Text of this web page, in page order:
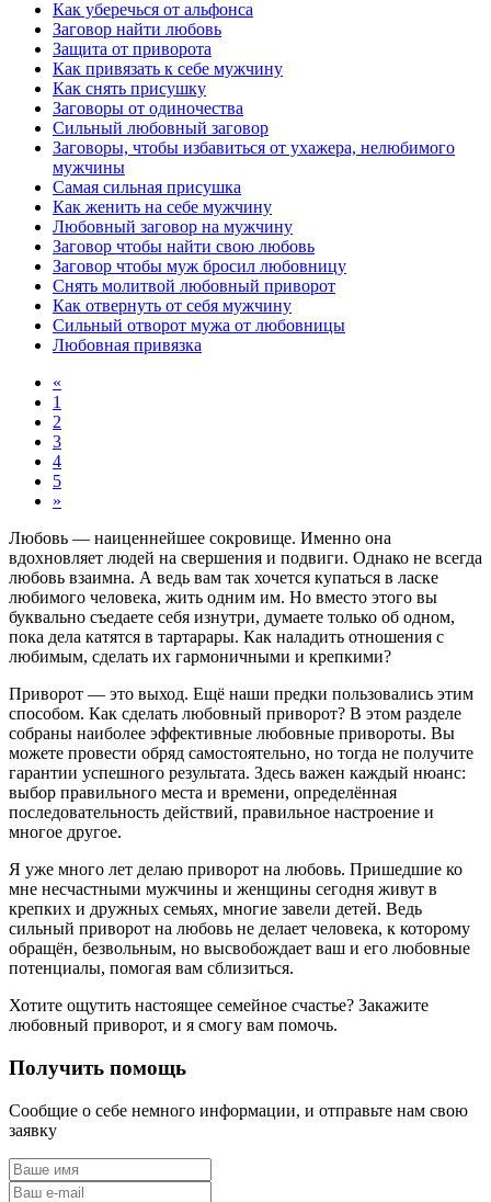
Как уберечься от альфонса
Заговор найти любовь
Защита от приворота
Как привязать к себе мужчину
Как снять присушку
Заговоры от одиночества
Сильный любовный заговор
Заговоры, чтобы избавиться от ухажера, нелюбимого
мужчины
Самая сильная присушка
Как женить на себе мужчину
Любовный заговор на мужчину
Заговор чтобы найти свою любовь
Заговор чтобы муж бросил любовницу
Снять молитвой любовный приворот
Как отвернуть от себя мужчину
Сильный отворот мужа от любовницы
Любовная привязка
«
1
2
3
4
5
»
Любовь — наиценнейшее сокровище. Именно она
вдохновляет людей на свершения и подвиги. Однако не всегда
любовь взаимна. А ведь вам так хочется купаться в ласке
любимого человека, жить одним им. Но вместо этого вы
буквально съедаете себя изнутри, думаете только об одном,
пока дела катятся в тартарары. Как наладить отношения с
любимым, сделать их гармоничными и крепкими?
Приворот — это выход. Ещё наши предки пользовались этим
способом. Как сделать любовный приворот? В этом разделе
собраны наиболее эффективные любовные привороты. Вы
можете провести обряд самостоятельно, но тогда не получите
гарантии успешного результата. Здесь важен каждый нюанс:
выбор правильного места и времени, определённая
последовательность действий, правильное настроение и
многое другое.
Я уже много лет делаю приворот на любовь. Пришедшие ко
мне несчастными мужчины и женщины сегодня живут в
крепких и дружных семьях, многие завели детей. Ведь
сильный приворот на любовь не делает человека, к которому
обращён, безвольным, но высвобождает ваш и его любовные
потенциалы, помогая вам сблизиться.
Хотите ощутить настоящее семейное счастье? Закажите
любовный приворот, и я смогу вам помочь.
Получить помощь
Сообщие о себе немного информации, и отправьте нам свою
заявку